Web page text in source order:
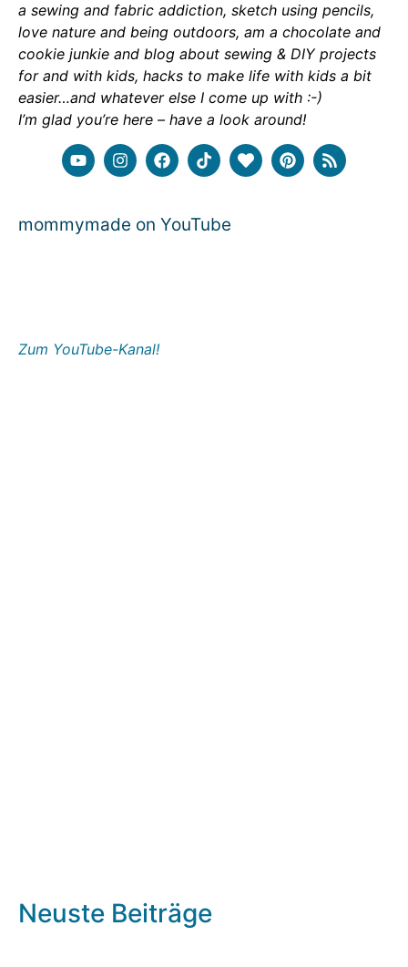
a sewing and fabric addiction, sketch using pencils,
love nature and being outdoors, am a chocolate and
cookie junkie and blog about sewing & DIY projects
for and with kids, hacks to make life with kids a bit
easier…and whatever else I come up with :-)
I’m glad you’re here – have a look around!
mommymade on YouTube
Zum YouTube-Kanal!
Neuste Beiträge